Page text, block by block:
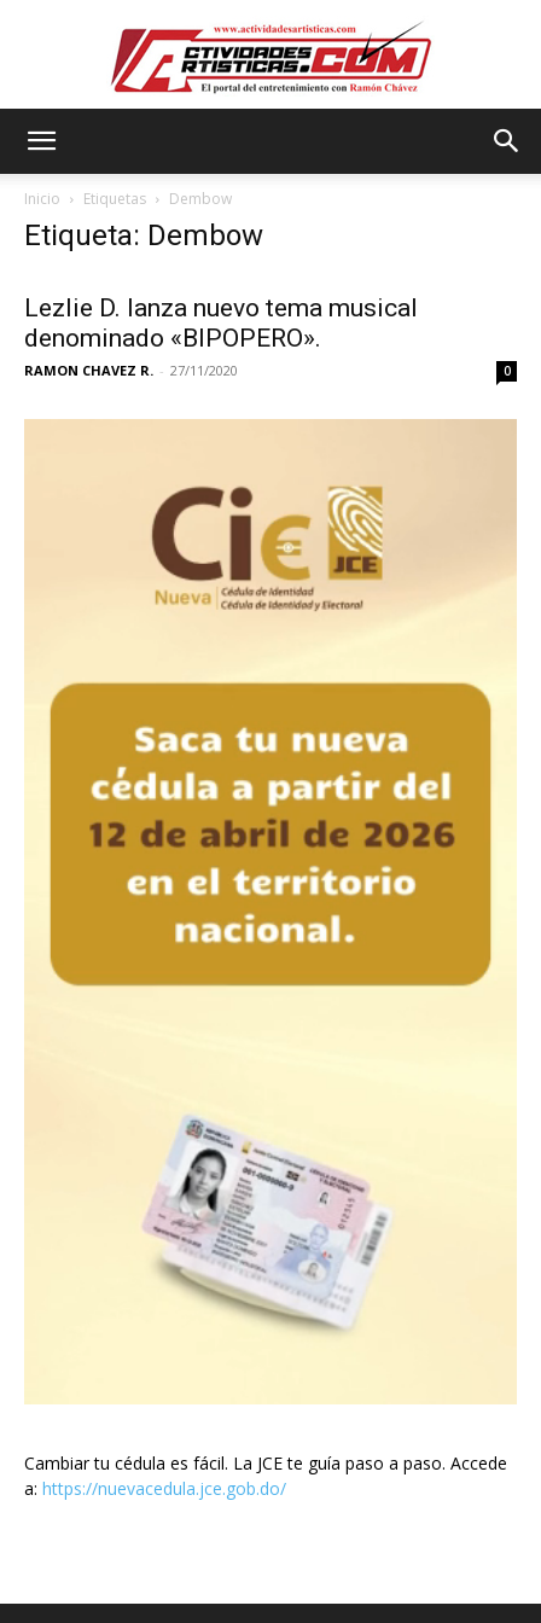
Inicio Etiquetas Dembow
Etiqueta: Dembow
Lezlie D. lanza nuevo tema musical
denominado «BIPOPERO».
RAMON CHAVEZ R. - 27/11/2020 0
Cambiar tu cédula es fácil. La JCE te guía paso a paso. Accede
a: https://nuevacedula.jce.gob.do/